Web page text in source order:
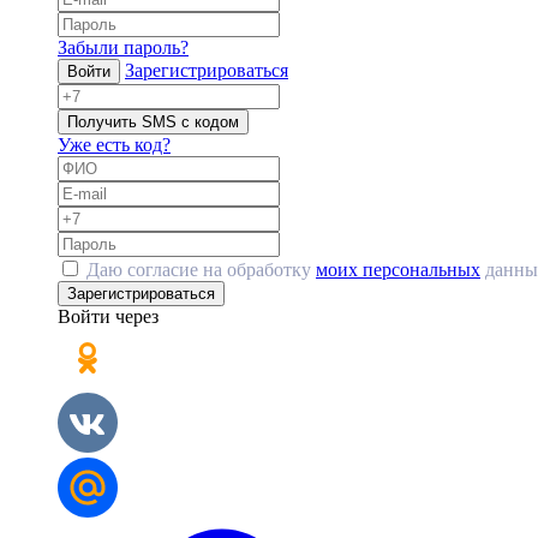
Забыли пароль?
Войти Зарегистрироваться
Получить SMS с кодом
Уже есть код?
Даю согласие на обработку моих персональных
Зарегистрироваться
Войти через